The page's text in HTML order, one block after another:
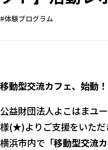
体験プログラム
移動型交流カフェ、始動！
公益財団法人よこはまユ
様(★)よりご支援をいただ
横浜市内で「移動型交流